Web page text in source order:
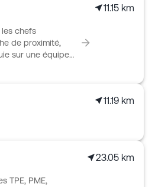
notaires,
chefs
de proximité,
sur une équipe
et 1 ingénieur.
cession et
les projets de
personnel du
11.15 km
11.19 km
TPE, PME,
23.05 km